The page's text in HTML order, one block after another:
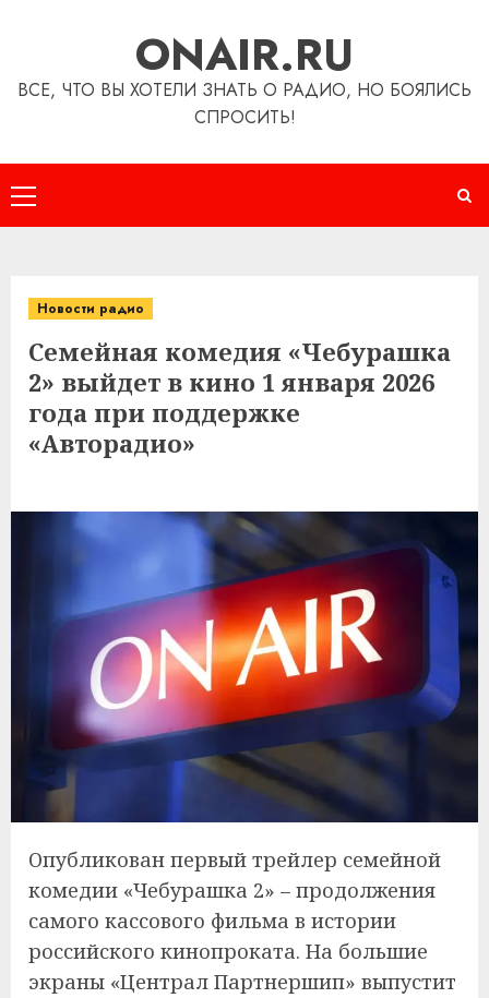
ONAIR.RU
ВСЕ, ЧТО ВЫ ХОТЕЛИ ЗНАТЬ О РАДИО, НО БОЯЛИСЬ
СПРОСИТЬ!
Основное
меню
Новости радио
Семейная комедия «Чебурашка
2» выйдет в кино 1 января 2026
года при поддержке
«Авторадио»
Опубликован первый трейлер семейной
комедии «Чебурашка 2» – продолжения
самого кассового фильма в истории
российского кинопроката. На большие
экраны «Централ Партнершип» выпустит